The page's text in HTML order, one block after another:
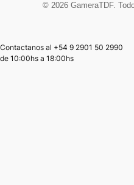
© 2026 GameraTDF.
Contactanos al +54 9 2901 50 2990
de 10:00hs a 18:00hs